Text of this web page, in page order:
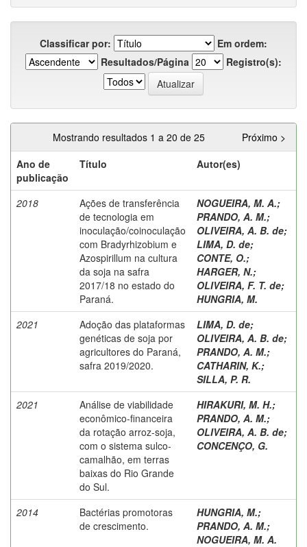
Classificar por:
Em ordem:
Resultados/Página
Registro(s):
Mostrando resultados 1 a 20 de 25
Próximo >
Ano de
publicação
Título Autor(es)
2018
Ações de transferência
de tecnologia em
inoculação/coinoculação
com Bradyrhizobium e
Azospirillum na cultura
da soja na safra
2017/18 no estado do
Paraná.
NOGUEIRA, M. A.;
PRANDO, A. M.;
OLIVEIRA, A. B. de;
LIMA, D. de;
CONTE, O.;
HARGER, N.;
OLIVEIRA, F. T. de;
HUNGRIA, M.
2021
Adoção das plataformas
genéticas de soja por
agricultores do Paraná,
safra 2019/2020.
LIMA, D. de;
OLIVEIRA, A. B. de;
PRANDO, A. M.;
CATHARIN, K.;
SILLA, P. R.
2021
Análise de viabilidade
econômico-financeira
da rotação arroz-soja,
com o sistema sulco-
camalhão, em terras
baixas do Rio Grande
do Sul.
HIRAKURI, M. H.;
PRANDO, A. M.;
OLIVEIRA, A. B. de;
CONCENÇO, G.
2014
Bactérias promotoras
de crescimento.
HUNGRIA, M.;
PRANDO, A. M.;
NOGUEIRA, M. A.